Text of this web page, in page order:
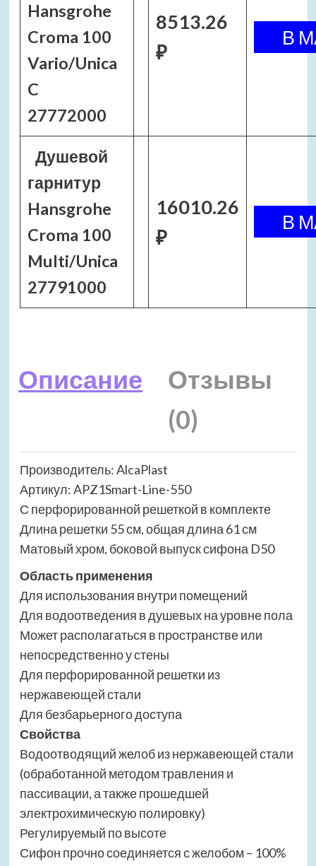
Hansgrohe
Croma 100
Vario/Unica
C
27772000
8513.26
₽
Душевой
гарнитур
Hansgrohe
Croma 100
Multi/Unica
27791000
16010.26
₽
Описание
Отзывы
(0)
Производитель: AlcaPlast
Артикул: APZ1Smart-Line-550
С перфорированной решеткой в комплекте
Длина решетки 55 см, общая длина 61 см
Матовый хром, боковой выпуск сифона D50
Область применения
Для использования внутри помещений
Для водоотведения в душевых на уровне пола
Может располагаться в пространстве или
непосредственно у стены
Для перфорированной решетки из
нержавеющей стали
Для безбарьерного доступа
Свойства
Водоотводящий желоб из нержавеющей стали
(обработанной методом травления и
пассивации, а также прошедшей
электрохимическую полировку)
Регулируемый по высоте
Сифон прочно соединяется с желобом – 100%